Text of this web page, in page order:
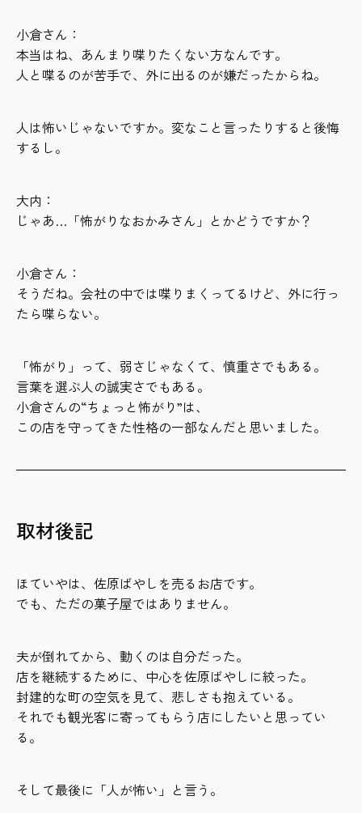
小倉さん：
本当はね、あんまり喋りたくない方なんです。
人と喋るのが苦手で、外に出るのが嫌だったからね。
人は怖いじゃないですか。変なこと言ったりすると後悔
するし。
大内：
じゃあ…「怖がりなおかみさん」とかどうですか？
小倉さん：
そうだね。会社の中では喋りまくってるけど、外に行っ
たら喋らない。
「怖がり」って、弱さじゃなくて、慎重さでもある。
言葉を選ぶ人の誠実さでもある。
小倉さんの“ちょっと怖がり”は、
この店を守ってきた性格の一部なんだと思いました。
取材後記
ほていやは、佐原ばやしを売るお店です。
でも、ただの菓子屋ではありません。
夫が倒れてから、動くのは自分だった。
店を継続するために、中心を佐原ばやしに絞った。
封建的な町の空気を見て、悲しさも抱えている。
それでも観光客に寄ってもらう店にしたいと思ってい
る。
そして最後に「人が怖い」と言う。